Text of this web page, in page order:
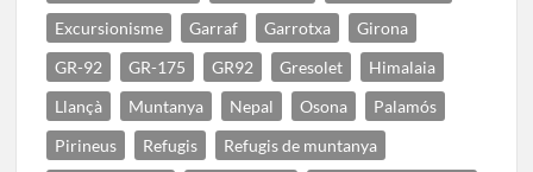
Excursionisme
Garraf Garrotxa
Girona
GR-92
GR-175 GR92 Gresolet
Himalaia
Llançà
Muntanya Nepal Osona
Palamós
Pirineus
Refugis
Refugis de muntanya